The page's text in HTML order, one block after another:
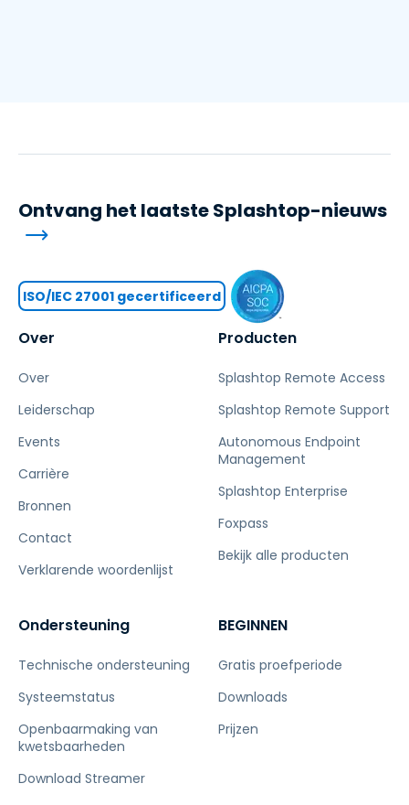
Over
Over
Leiderschap
Events
Carrière
Bronnen
Contact
Verklarende woordenlijst
Producten
Splashtop Remote Access
Splashtop Remote Support
Autonomous Endpoint
Management
Splashtop Enterprise
Foxpass
Bekijk alle producten
Ondersteuning
Technische ondersteuning
Systeemstatus
Openbaarmaking van
kwetsbaarheden
Download Streamer
BEGINNEN
Gratis proefperiode
Downloads
Prijzen
Ontvang het laatste Splashtop-nieuws
ISO/IEC 27001 gecertificeerd